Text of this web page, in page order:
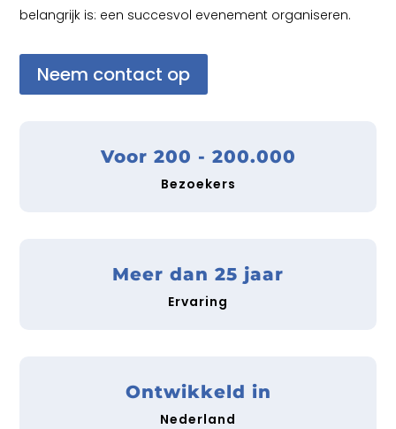
belangrijk is: een succesvol evenement organiseren.
Neem contact op
Voor 200 - 200.000
Bezoekers
Meer dan 25 jaar
Ervaring
Ontwikkeld in
Nederland